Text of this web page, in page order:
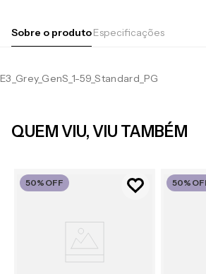
Sobre o produtoEspecificações
E3_Grey_GenS_1-59_Standard_PG
QUEM VIU, VIU TAMBÉM
50% OFF 50%